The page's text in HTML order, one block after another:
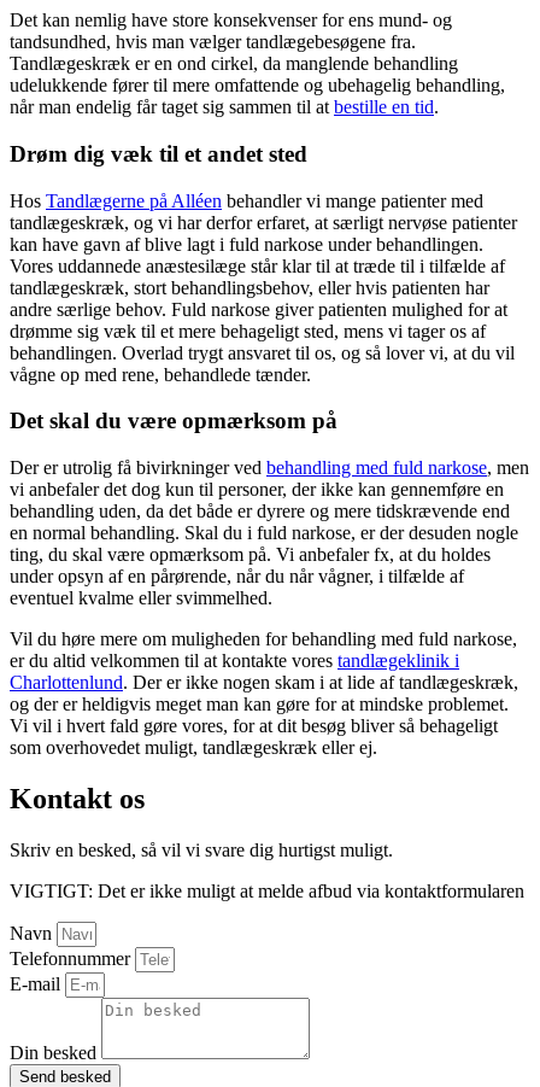
Det kan nemlig have store konsekvenser for ens mund- og
tandsundhed, hvis man vælger tandlægebesøgene fra.
Tandlægeskræk er en ond cirkel, da manglende behandling
udelukkende fører til mere omfattende og ubehagelig behandling,
når man endelig får taget sig sammen til at bestille en tid.
Drøm dig væk til et andet sted
Hos Tandlægerne på Alléen behandler vi mange patienter med
tandlægeskræk, og vi har derfor erfaret, at særligt nervøse patienter
kan have gavn af blive lagt i fuld narkose under behandlingen.
Vores uddannede anæstesilæge står klar til at træde til i tilfælde af
tandlægeskræk, stort behandlingsbehov, eller hvis patienten har
andre særlige behov. Fuld narkose giver patienten mulighed for at
drømme sig væk til et mere behageligt sted, mens vi tager os af
behandlingen. Overlad trygt ansvaret til os, og så lover vi, at du vil
vågne op med rene, behandlede tænder.
Det skal du være opmærksom på
Der er utrolig få bivirkninger ved behandling med fuld narkose, men
vi anbefaler det dog kun til personer, der ikke kan gennemføre en
behandling uden, da det både er dyrere og mere tidskrævende end
en normal behandling. Skal du i fuld narkose, er der desuden nogle
ting, du skal være opmærksom på. Vi anbefaler fx, at du holdes
under opsyn af en pårørende, når du når vågner, i tilfælde af
eventuel kvalme eller svimmelhed.
Vil du høre mere om muligheden for behandling med fuld narkose,
er du altid velkommen til at kontakte vores tandlægeklinik i
Charlottenlund. Der er ikke nogen skam i at lide af tandlægeskræk,
og der er heldigvis meget man kan gøre for at mindske problemet.
Vi vil i hvert fald gøre vores, for at dit besøg bliver så behageligt
som overhovedet muligt, tandlægeskræk eller ej.
Kontakt os
Skriv en besked, så vil vi svare dig hurtigst muligt.
VIGTIGT: Det er ikke muligt at melde afbud via kontaktformularen
Navn
Telefonnummer
E-mail
Din besked
Send besked